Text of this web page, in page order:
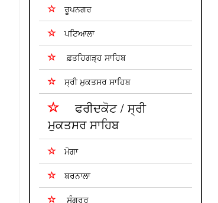
ਰੂਪਨਗਰ
ਪਟਿਆਲਾ
ਫ਼ਤਹਿਗੜ੍ਹ ਸਾਹਿਬ
ਸ੍ਰੀ ਮੁਕਤਸਰ ਸਾਹਿਬ
ਫਰੀਦਕੋਟ / ਸ੍ਰੀ
ਮੁਕਤਸਰ ਸਾਹਿਬ
ਮੋਗਾ
ਬਰਨਾਲਾ
ਸੰਗਰੂਰ